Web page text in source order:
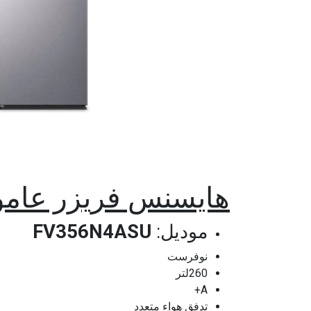
هايسنس فريزر عامودي 260لتر
موديل: FV356N4ASU
نوفرست
260لتر
A+
تدفق هواء متعدد